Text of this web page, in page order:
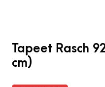
Tapeet Rasch
cm)